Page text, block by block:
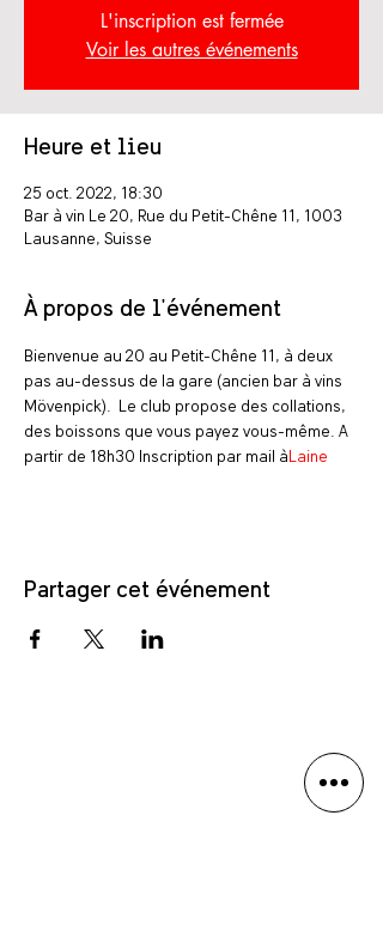
L'inscription est fermée
Voir les autres événements
Heure et lieu
25 oct. 2022, 18:30
Bar à vin Le 20, Rue du Petit-Chêne 11, 1003
Lausanne, Suisse
À propos de l'événement
Bienvenue au 20 au Petit-Chêne 11, à deux
pas au-dessus de la gare (ancien bar à vins
Mövenpick).  Le club propose des collations,
des boissons que vous payez vous-même. A
partir de 18h30 Inscription par mail à Laine
Partager cet événement
Avis de non-responsabilité linguistique